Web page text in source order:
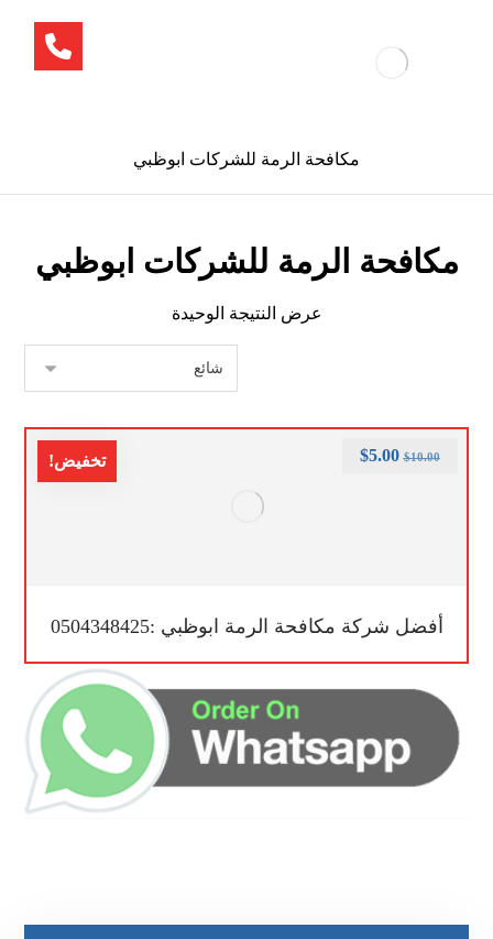
مكافحة الرمة للشركات ابوظبي
مكافحة الرمة للشركات ابوظبي
عرض النتيجة الوحيدة
تخفيض!
أفضل شركة مكافحة الرمة ابوظبي :0504348425
$10.00
$5.00